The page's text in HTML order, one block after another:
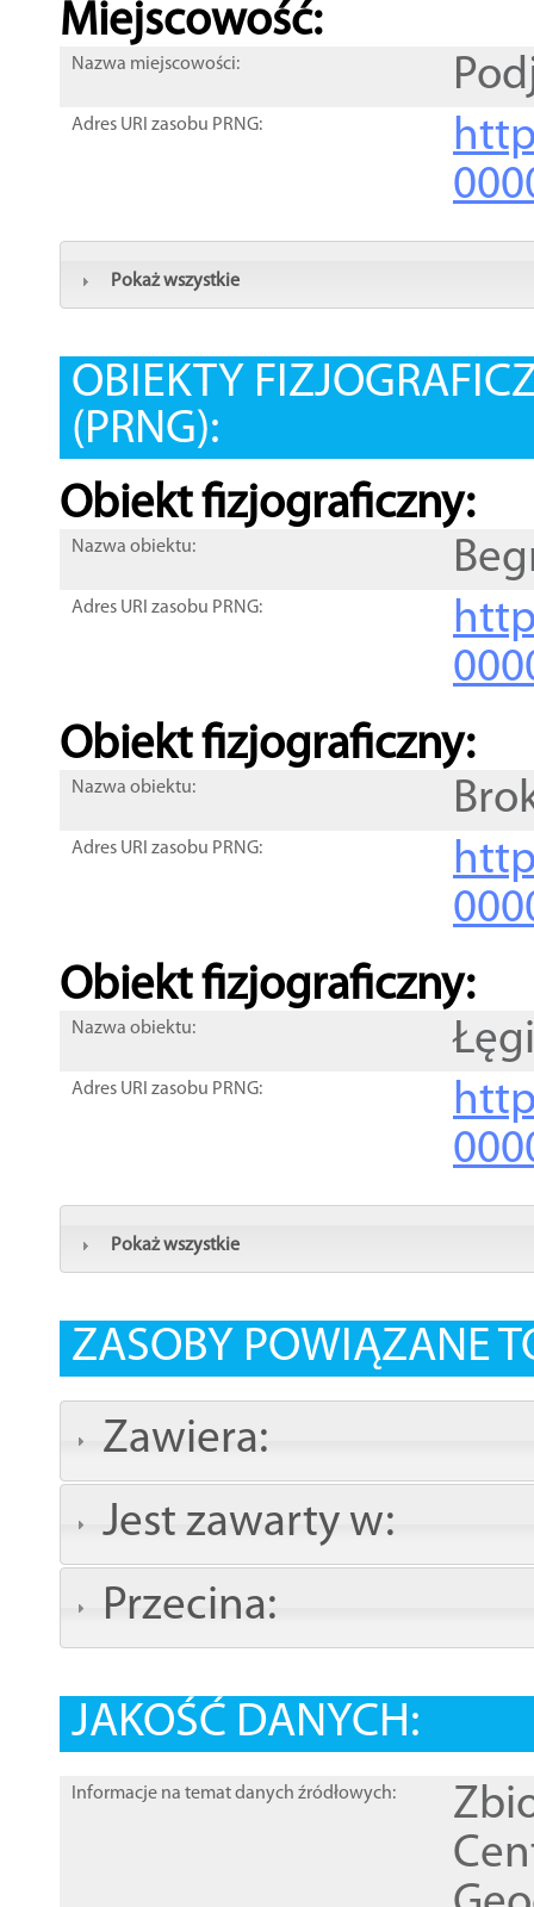
Miejscowość:
Nazwa miejscowości:
Adres URI zasobu PRNG:
Pokaż wszystkie
OBIEKTY
(PRNG):
Obiekt fizjograficzny:
Nazwa obiektu:
Adres URI zasobu PRNG:
Obiekt fizjograficzny:
Nazwa obiektu:
Adres URI zasobu PRNG:
Obiekt fizjograficzny:
Nazwa obiektu: Łęgi
Adres URI zasobu PRNG:
Pokaż wszystkie
ZASOBY POWIĄZANE
Zawiera:
Jest zawarty w:
Przecina:
JAKOŚĆ DANYCH:
Informacje na temat danych źródłowych: